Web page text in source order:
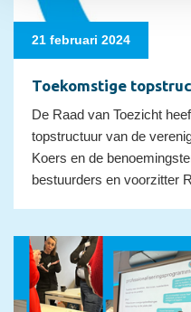
21 februari 2024
Toekomstige
De Raad van Toezicht
topstructuur van de
Koers en de
bestuurders en voorzitter